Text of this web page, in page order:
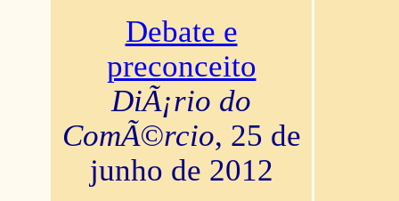
Debate e
preconceito
DiÃ¡rio do
ComÃ©rcio, 25 de
junho de 2012